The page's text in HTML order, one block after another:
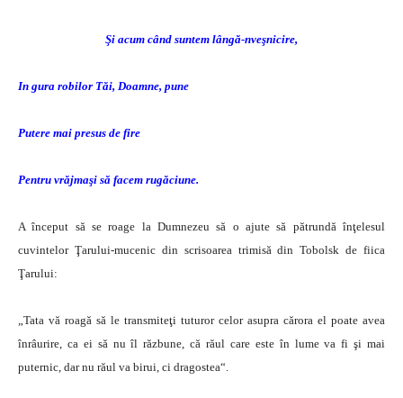
Şi acum când suntem lângă-nveşnicire,
In gura robilor Tăi, Doamne, pune
Putere mai presus de fire
Pentru vrăjmaşi să facem rugăciune.
A început să se roage la Dumnezeu să o ajute să pătrundă înţelesul
cuvintelor Ţarului-mucenic din scrisoarea trimisă din Tobolsk de fiica
Ţarului:
„Tata vă roagă să le transmiteţi tuturor celor asupra cărora el poate avea
înrâurire, ca ei să nu îl răzbune, că răul care este în lume va fi şi mai
puternic, dar nu răul va birui, ci dragostea“.